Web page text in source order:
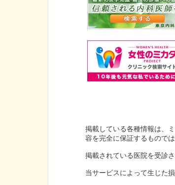
掲載している各種情報は、
容を完全に保証するものでは
掲載されている医院を受診
当サービスによって生じた